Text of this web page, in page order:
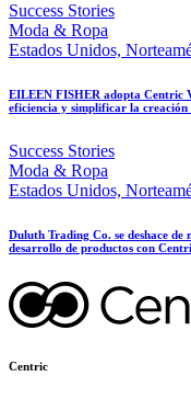
Success Stories
Moda & Ropa
Estados Unidos,
EILEEN FISHER adopta Centric
eficiencia y simplificar la creación
Success Stories
Moda & Ropa
Estados Unidos,
Duluth Trading Co. se deshace de
desarrollo de productos con
Centric